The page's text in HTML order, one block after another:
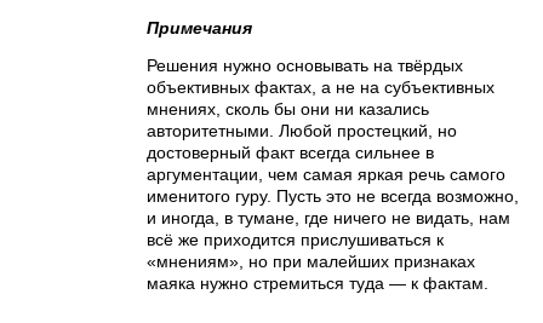
Примечания
Решения нужно основывать на твёрдых
объективных фактах, а не на субъективных
мнениях, сколь бы они ни казались
авторитетными. Любой простецкий, но
достоверный факт всегда сильнее в
аргументации, чем самая яркая речь самого
именитого гуру. Пусть это не всегда возможно,
и иногда, в тумане, где ничего не видать, нам
всё же приходится прислушиваться к
«мнениям», но при малейших признаках
маяка нужно стремиться туда — к фактам.